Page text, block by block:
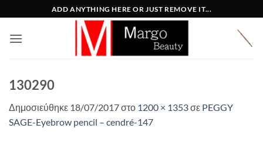
στο
περιεχόμενο
ADD ANYTHING HERE OR JUST REMOVE IT...
130290
Δημοσιεύθηκε 18/07/2017στο 1200 × 1353σε PEGGY
SAGE-Eyebrow pencil – cendré-147